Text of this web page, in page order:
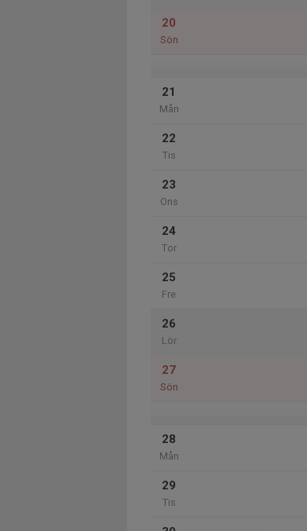
20
Sön
21
Mån
22
Tis
23
Ons
24
Tor
25
Fre
26
Lör
27
Sön
28
Mån
29
Tis